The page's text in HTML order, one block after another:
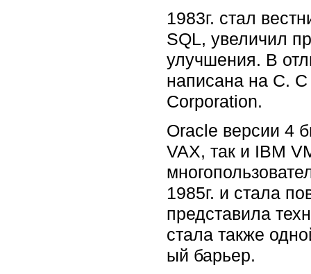
1983г. стал
SQL, увеличил
улучшения. В
написана на С. С
Corporation.
Oracle версии 4
VAX, так и IBM
1985г. и стала
представила
стала также
ый барьер.